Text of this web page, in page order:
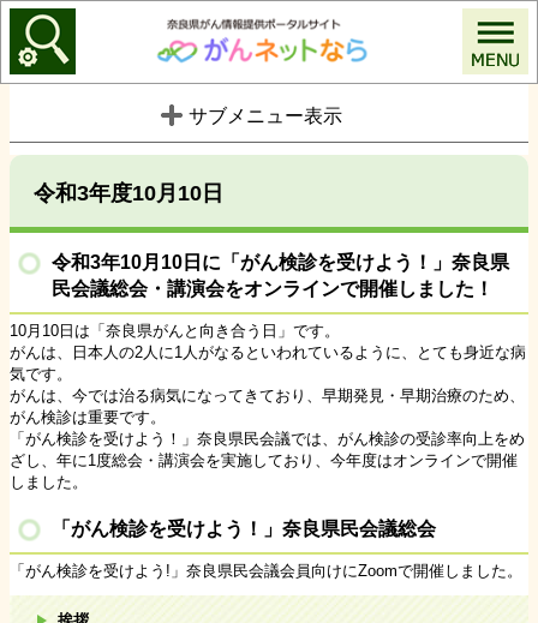
がんネットなら
サブメニュー表示
令和3年度10月10日
令和3年10月10日に「がん検診を受けよう！」奈良県
民会議総会・講演会をオンラインで開催しました！
10月10日は「奈良県がんと向き合う日」です。
がんは、日本人の2人に1人がなるといわれているように、とても身近な病
気です。
がんは、今では治る病気になってきており、早期発見・早期治療のため、
がん検診は重要です。
「がん検診を受けよう！」奈良県民会議では、がん検診の受診率向上をめ
ざし、年に1度総会・講演会を実施しており、今年度はオンラインで開催
しました。
「がん検診を受けよう！」奈良県民会議総会
「がん検診を受けよう!」奈良県民会議会員向けにZoomで開催しました。